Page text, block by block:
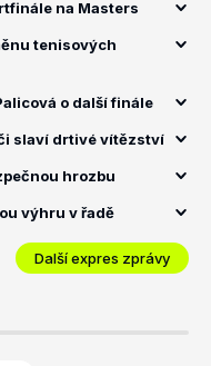
na Masters
tenisových
o další finále
slaví drtivé vítězství
hrozbu
výhru v řadě
Další expres zprávy